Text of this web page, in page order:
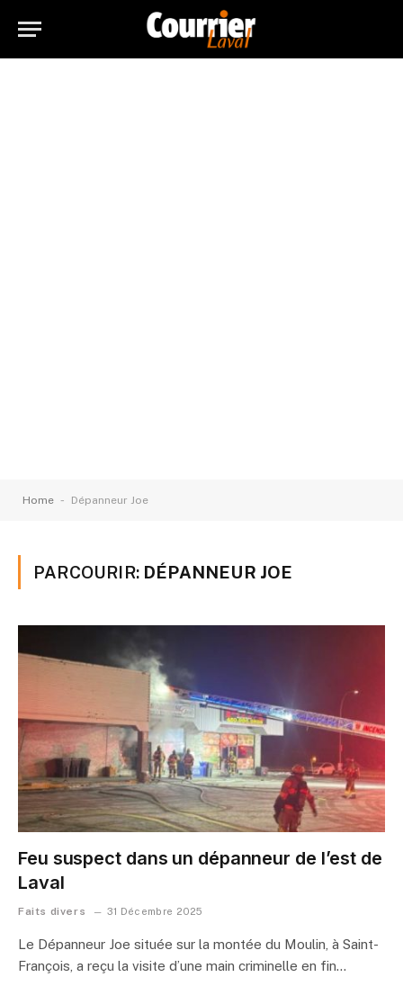
Home - Dépanneur Joe
PARCOURIR: DÉPANNEUR JOE
Feu suspect dans un dépanneur de l’est de
Laval
Faits divers 31 Décembre 2025
Le Dépanneur Joe située sur la montée du Moulin, à Saint-
François, a reçu la visite d’une main criminelle en fin…